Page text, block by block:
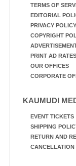
TERMS OF
EDITORIAL
PRIVACY
COPYRIGHT
PRINT AD RATES
OUR OFFICES
CORPORATE
KAUMUDI
EVENT TICKETS
SHIPPING
RETURN AND
CANCELLATION